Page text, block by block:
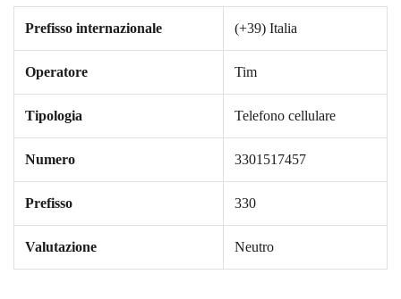
Prefisso internazionale (+39) Italia
Operatore Tim
Tipologia Telefono cellulare
Numero 3301517457
Prefisso 330
Valutazione Neutro